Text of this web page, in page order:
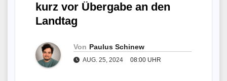
kurz vor Übergabe an den
Landtag
Von Paulus Schinew
AUG. 25, 2024 08:00 UHR